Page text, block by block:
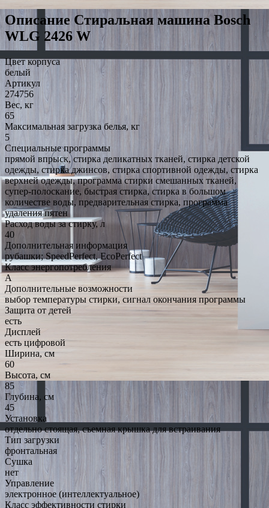
Описание Стиральная машина Bosch
WLG 2426 W
Цвет корпуса
белый
Артикул
274756
Вес, кг
65
Максимальная загрузка белья, кг
5
Специальные программы
прямой впрыск, стирка деликатных тканей, стирка детской
одежды, стирка джинсов, стирка спортивной одежды, стирка
верхней одежды, программа стирки смешанных тканей,
супер-полоскание, быстрая стирка, стирка в большом
количестве воды, предварительная стирка, программа
удаления пятен
Расход воды за стирку, л
40
Дополнительная информация
рубашки; SpeedPerfect, EcoPerfect
Класс энергопотребления
A
Дополнительные возможности
выбор температуры стирки, сигнал окончания программы
Защита от детей
есть
Дисплей
есть цифровой
Ширина, см
60
Высота, см
85
Глубина, см
45
Установка
отдельно стоящая, съемная крышка для встраивания
Тип загрузки
фронтальная
Сушка
нет
Управление
электронное (интеллектуальное)
Класс эффективности стирки